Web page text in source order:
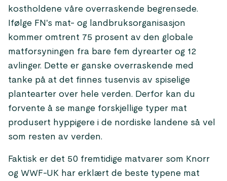
kostholdene våre overraskende begrensede.
Ifølge FN's mat- og landbruksorganisasjon
kommer omtrent 75 prosent av den globale
matforsyningen fra bare fem dyrearter og 12
avlinger. Dette er ganske overraskende med
tanke på at det finnes tusenvis av spiselige
plantearter over hele verden. Derfor kan du
forvente å se mange forskjellige typer mat
produsert hyppigere i de nordiske landene så vel
som resten av verden.
Faktisk er det 50 fremtidige matvarer som Knorr
og WWF-UK har erklært de beste typene mat